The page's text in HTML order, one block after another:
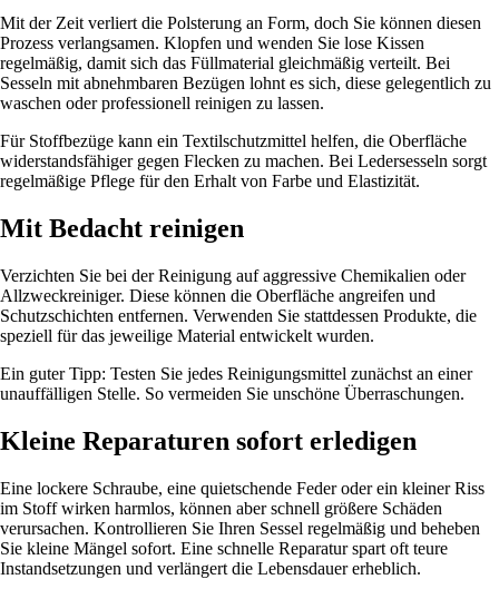
Mit der Zeit verliert die Polsterung an Form, doch Sie können diesen
Prozess verlangsamen. Klopfen und wenden Sie lose Kissen
regelmäßig, damit sich das Füllmaterial gleichmäßig verteilt. Bei
Sesseln mit abnehmbaren Bezügen lohnt es sich, diese gelegentlich zu
waschen oder professionell reinigen zu lassen.
Für Stoffbezüge kann ein Textilschutzmittel helfen, die Oberfläche
widerstandsfähiger gegen Flecken zu machen. Bei Ledersesseln sorgt
regelmäßige Pflege für den Erhalt von Farbe und Elastizität.
Mit Bedacht reinigen
Verzichten Sie bei der Reinigung auf aggressive Chemikalien oder
Allzweckreiniger. Diese können die Oberfläche angreifen und
Schutzschichten entfernen. Verwenden Sie stattdessen Produkte, die
speziell für das jeweilige Material entwickelt wurden.
Ein guter Tipp: Testen Sie jedes Reinigungsmittel zunächst an einer
unauffälligen Stelle. So vermeiden Sie unschöne Überraschungen.
Kleine Reparaturen sofort erledigen
Eine lockere Schraube, eine quietschende Feder oder ein kleiner Riss
im Stoff wirken harmlos, können aber schnell größere Schäden
verursachen. Kontrollieren Sie Ihren Sessel regelmäßig und beheben
Sie kleine Mängel sofort. Eine schnelle Reparatur spart oft teure
Instandsetzungen und verlängert die Lebensdauer erheblich.